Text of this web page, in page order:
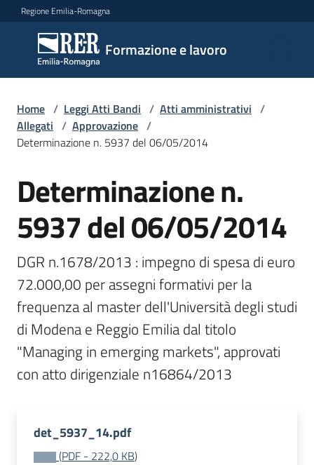
Vai al contenuto
Vai alla navigazione
Vai al footer
Regione Emilia-Romagna
Formazione e lavoro
Formazione
e lavoro
Argomenti
Novità
Servizi
Leggi
Atti
Bandi
Piani
Home / Leggi Atti Bandi / Atti amministrativi /
Allegati / Approvazione /
Determinazione n. 5937 del 06/05/2014
Determinazione n.
5937 del 06/05/2014
DGR n.1678/2013 : impegno di spesa di euro
72.000,00 per assegni formativi per la
frequenza al master dell'Università degli studi
di Modena e Reggio Emilia dal titolo
"Managing in emerging markets", approvati
con atto dirigenziale n16864/2013
det_5937_14.pdf
(PDF - 222,0 KB)